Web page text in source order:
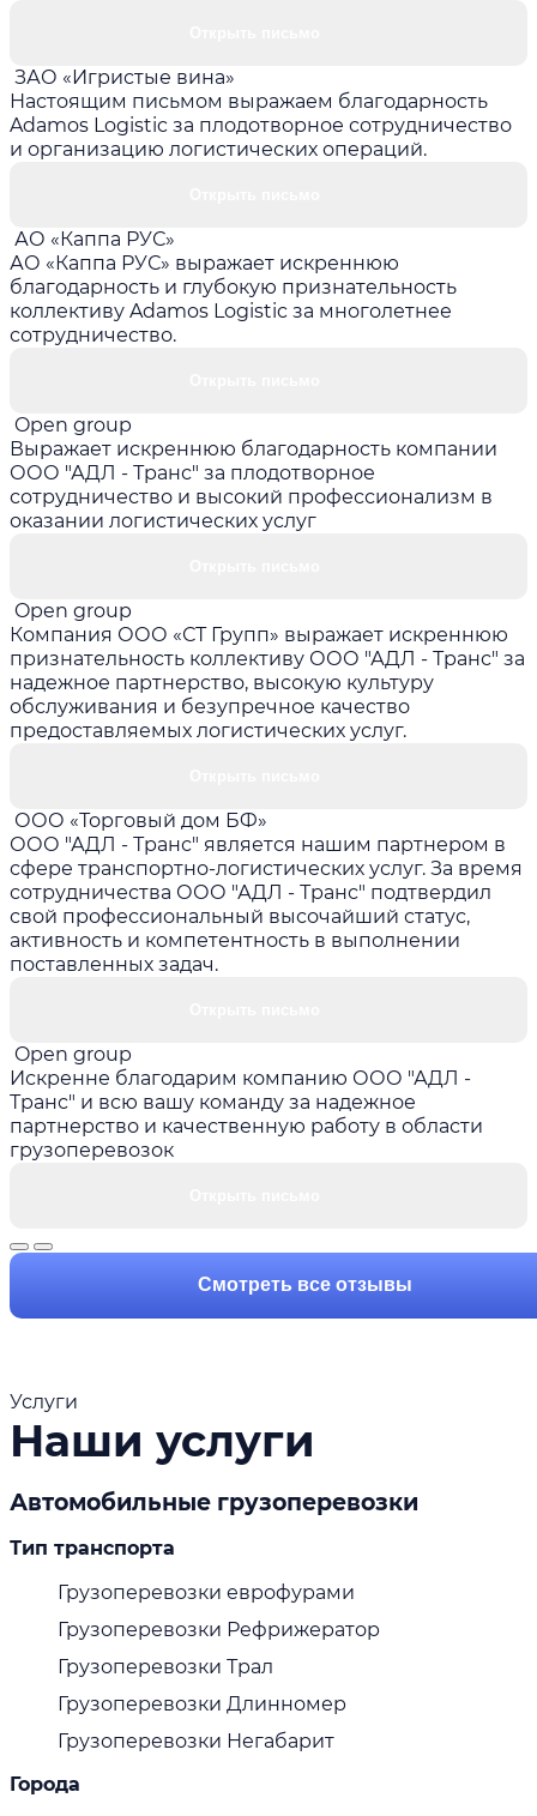
ЗАО «Игристые вина»
Настоящим письмом выражаем благодарность
Adamos Logistic за плодотворное сотрудничество
и организацию логистических операций.
АО «Каппа РУС»
АО «Каппа РУС» выражает искреннюю
благодарность и глубокую признательность
коллективу Adamos Logistic за многолетнее
сотрудничество.
Open group
Выражает искреннюю благодарность компании
ООО "АДЛ - Транс" за плодотворное
сотрудничество и высокий профессионализм в
оказании логистических услуг
Open group
Компания ООО «СТ Групп» выражает искреннюю
признательность коллективу ООО "АДЛ - Транс" за
надежное партнерство, высокую культуру
обслуживания и безупречное качество
предоставляемых логистических услуг.
ООО «Торговый дом БФ»
ООО "АДЛ - Транс" является нашим партнером в
сфере транспортно-логистических услуг. За время
сотрудничества ООО "АДЛ - Транс" подтвердил
свой профессиональный высочайший статус,
активность и компетентность в выполнении
поставленных задач.
Open group
Искренне благодарим компанию ООО "АДЛ -
Транс" и всю вашу команду за надежное
партнерство и качественную работу в области
грузоперевозок
Смотреть все отзывы
Услуги
Наши услуги
Автомобильные грузоперевозки
Тип транспорта
Грузоперевозки еврофурами
Грузоперевозки Рефрижератор
Грузоперевозки Трал
Грузоперевозки Длинномер
Грузоперевозки Негабарит
Города